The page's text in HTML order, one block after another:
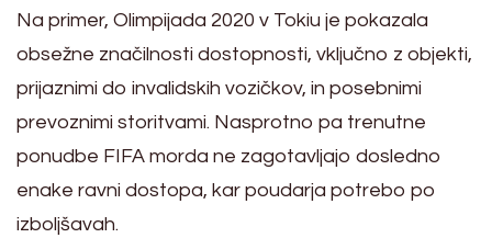
Na primer, Olimpijada 2020 v Tokiu je pokazala
obsežne značilnosti dostopnosti, vključno z objekti,
prijaznimi do invalidskih vozičkov, in posebnimi
prevoznimi storitvami. Nasprotno pa trenutne
ponudbe FIFA morda ne zagotavljajo dosledno
enake ravni dostopa, kar poudarja potrebo po
izboljšavah.